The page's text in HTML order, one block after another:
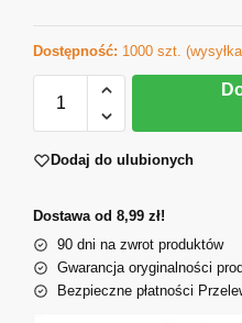
Dostępność: 1000 szt.
Dodaj do ulubionych
Dostawa od 8,99 zł!
90 dni na zwrot produktów
Gwarancja oryginalności
Bezpieczne płatności